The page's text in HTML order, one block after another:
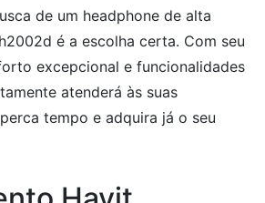
de um headphone de alta
é a escolha certa. Com seu
excepcional e funcionalidades
atenderá às suas
tempo e adquira já o seu